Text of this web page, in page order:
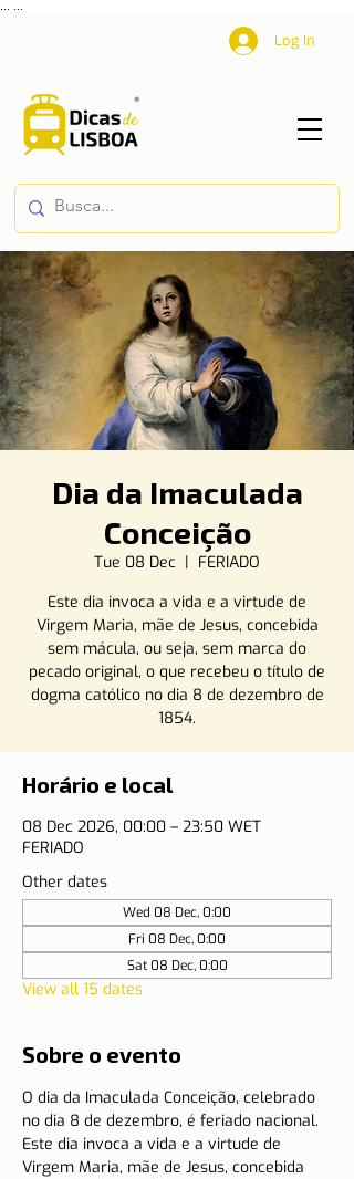
Log In
Dia da Imaculada
Conceição
Tue 08 Dec
  |
FERIADO
Este dia invoca a vida e a virtude de
Virgem Maria, mãe de Jesus, concebida
sem mácula, ou seja, sem marca do
pecado original, o que recebeu o título de
dogma católico no dia 8 de dezembro de
1854.
Horário e local
08 Dec 2026, 00:00 – 23:50 WET
FERIADO
Other dates
Wed 08 Dec, 0:00
Fri 08 Dec, 0:00
Sat 08 Dec, 0:00
View all 15 dates
Sobre o evento
O dia da Imaculada Conceição, celebrado
no dia 8 de dezembro, é feriado nacional.
Este dia invoca a vida e a virtude de
Virgem Maria, mãe de Jesus, concebida